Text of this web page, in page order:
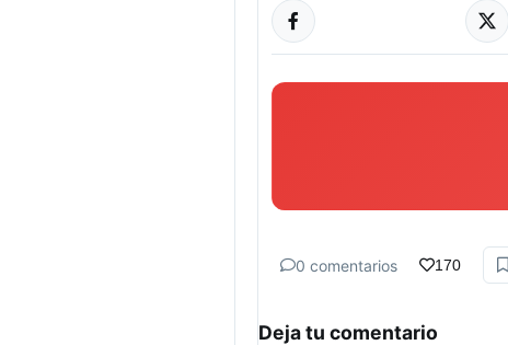
0 comentarios 170
Deja tu comentario